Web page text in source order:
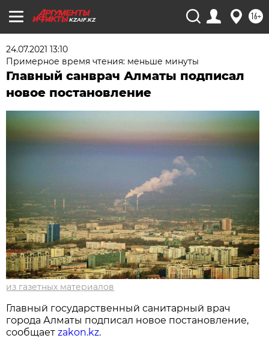
KZAIF.KZ 16+
24.07.2021 13:10
Примерное время чтения: меньше минуты
Главный санврач Алматы подписал
новое постановление
из газетных материалов
Главный государственный санитарный врач
города Алматы подписал новое постановление,
сообщаетzakon.kz.